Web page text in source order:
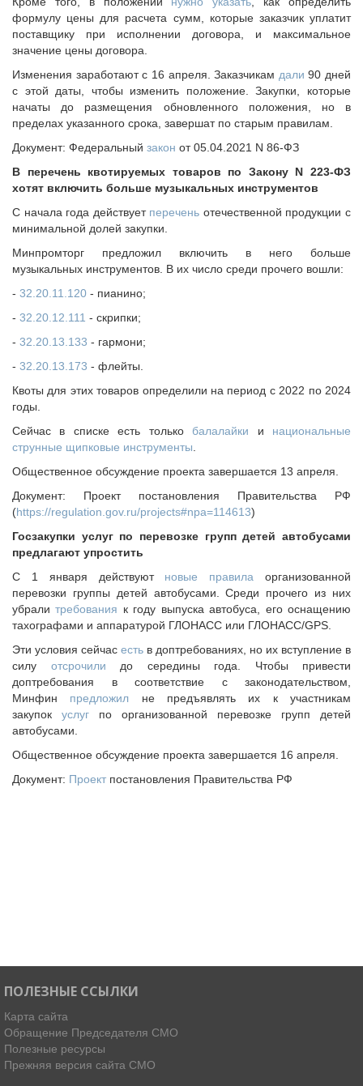
формулу цены для расчета сумм, которые заказчик уплатит
поставщику при исполнении договора, и максимальное
значение цены договора.
Изменения заработают с 16 апреля. Заказчикам дали 90 дней
с этой даты, чтобы изменить положение. Закупки, которые
начаты до размещения обновленного положения, но в
пределах указанного срока, завершат по старым правилам.
Документ: Федеральный закон от 05.04.2021 N 86-ФЗ
В перечень квотируемых товаров по Закону N 223-ФЗ
хотят включить больше музыкальных инструментов
С начала года действует перечень отечественной продукции с
минимальной долей закупки.
Минпромторг предложил включить в него больше
музыкальных инструментов. В их число среди прочего вошли:
- 32.20.11.120 - пианино;
- 32.20.12.111 - скрипки;
- 32.20.13.133 - гармони;
- 32.20.13.173 - флейты.
Квоты для этих товаров определили на период с 2022 по 2024
годы.
Сейчас в списке есть только балалайки и национальные
струнные щипковые инструменты
Общественное обсуждение проекта завершается 13 апреля.
Документ: Проект постановления Правительства РФ
(https://regulation.gov.ru/projects#npa=114613)
Госзакупки услуг по перевозке групп детей автобусами
предлагают упростить
С 1 января действуют новые правила организованной
перевозки группы детей автобусами. Среди прочего из них
убралитребования к году выпуска автобуса, его оснащению
тахографами и аппаратурой ГЛОНАСС или ГЛОНАСС/GPS.
Эти условия сейчас есть в доптребованиях, но их вступление в
силу отсрочили до середины года. Чтобы привести
доптребования в соответствие с законодательством,
Минфин предложил не предъявлять их к участникам
закупок услуг по организованной перевозке групп детей
автобусами.
Общественное обсуждение проекта завершается 16 апреля.
Документ: Проект постановления Правительства РФ
ПОЛЕЗНЫЕ ССЫЛКИ
Карта сайта
Обращение Председателя СМО
Полезные ресурсы
Прежняя версия сайта СМО